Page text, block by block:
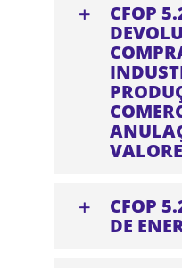
CFOP
CFOP
DE